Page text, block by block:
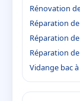
Rénovation
Réparation
Réparation
Réparation
Vidange bac